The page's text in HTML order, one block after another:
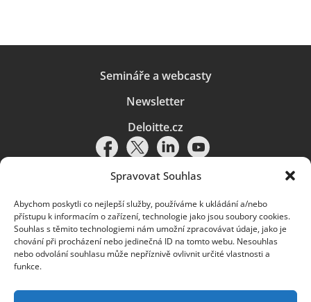
Spravovat Souhlas
Abychom poskytli co nejlepší služby, používáme k ukládání a/nebo
přístupu k informacím o zařízení, technologie jako jsou soubory cookies.
Souhlas s těmito technologiemi nám umožní zpracovávat údaje, jako je
chování při procházení nebo jedinečná ID na tomto webu. Nesouhlas
nebo odvolání souhlasu může nepříznivě ovlivnit určité vlastnosti a
funkce.
Semináře a webcasty
Newsletter
Deloitte.cz
Pravidla používání|Ochrana osobních údajů|Soubory cookies |
Deloitte.cz
© 2026. Více informací najdete vPravidlech používání.
Deloitte označuje jednu či více společností globální sítě členských
a přidružené subjekty (souhrnně „organizace Deloitte“). Společnost DTTL